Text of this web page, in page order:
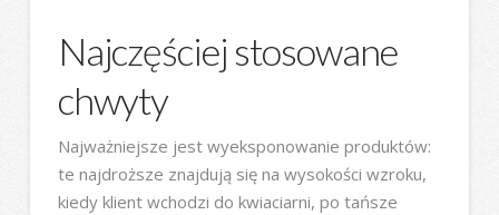
Najczęściej stosowane
chwyty
Najważniejsze jest wyeksponowanie produktów:
te najdroższe znajdują się na wysokości wzroku,
kiedy klient wchodzi do kwiaciarni, po tańsze